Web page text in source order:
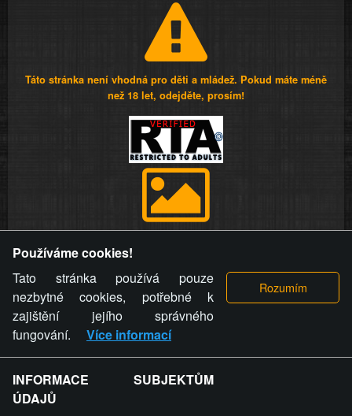
Táto stránka není vhodná pro děti a mládež. Pokud máte méně
než 18 let, odejděte, prosím!
videa a komentáře. Osoba, které se toto opatření provozovatele
stránky týče, ani osoba, která umístila fotografii nebo video na
stránku, nemůže z důvodu odstranění fotografie, videa nebo
komentáře pro výše uvedenou okolnost uplatnit vůči
provozovateli stránky žádný nárok na náhradu škody nebo
nemajetkové újmy.
ZVRÁCENÝ.CZ - Svět není zvrácenej. To jen
Používáme cookies!
Tato stránka používá pouze
nezbytné cookies, potřebné k
zajištění jejího správného
fungování.
Více informací
INFORMACE SUBJEKTŮM
ÚDAJŮ